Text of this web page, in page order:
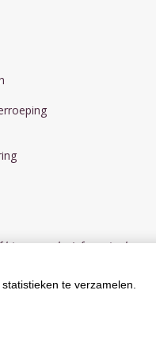
en exclusief eventuele
te verzamelen.